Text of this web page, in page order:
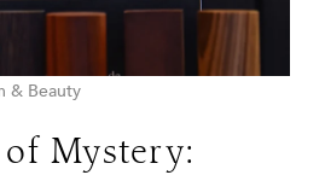
& Beauty
Mystery: